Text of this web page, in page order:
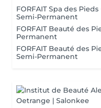
FORFAIT Spa des
Semi-Permanent
FORFAIT Beauté des
Permanent
FORFAIT Beauté des
Semi-Permanent